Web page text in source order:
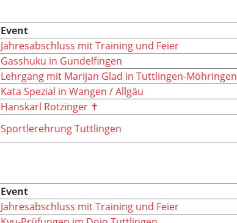
Event
Jahresabschluss mit Training und Feier
Gasshuku in Gundelfingen
Lehrgang mit Marijan Glad in Tuttlingen-Möhringen
Kata Spezial in Wangen / Allgäu
Hanskarl Rotzinger ✝
Sportlerehrung Tuttlingen
Event
Jahresabschluss mit Training und Feier